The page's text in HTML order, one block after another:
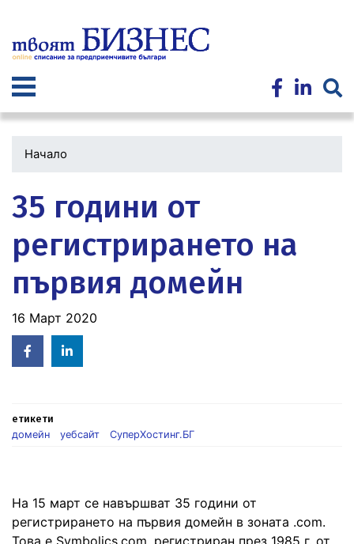
към
основното
Начало
35 години от
регистрирането на
първия домейн
16 Март 2020
Facebook
in
етикети
домейн
уебсайт СуперХостинг.БГ
На 15 март се навършват 35 години от
регистрирането на първия домейн в зоната .com.
Това е Symbolics.com, регистриран през 1985 г. от